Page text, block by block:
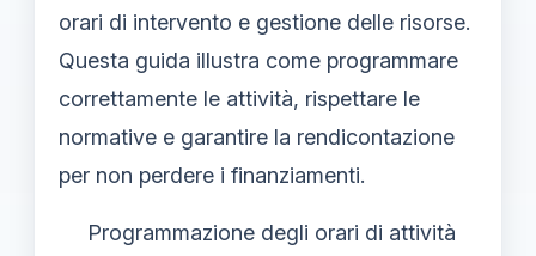
orari di intervento e gestione delle risorse.
Questa guida illustra come programmare
correttamente le attività, rispettare le
normative e garantire la rendicontazione
per non perdere i finanziamenti.
Programmazione degli orari di attività